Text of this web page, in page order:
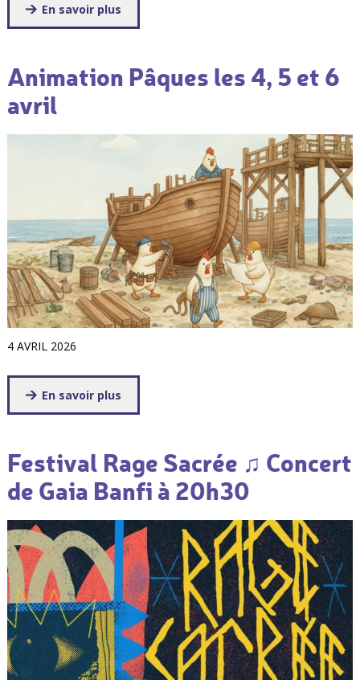
En savoir plus
Animation Pâques les 4, 5 et 6
avril
4 AVRIL 2026
En savoir plus
Festival Rage Sacrée ♫ Concert
de Gaia Banfi à 20h30